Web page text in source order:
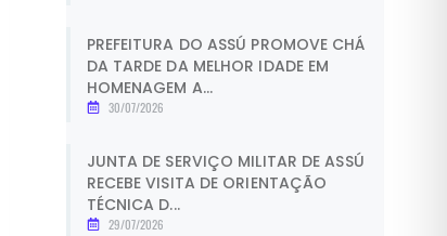
PREFEITURA DO ASSÚ PROMOVE CHÁ
DA TARDE DA MELHOR IDADE EM
HOMENAGEM A...
30/07/2026
JUNTA DE SERVIÇO MILITAR DE ASSÚ
RECEBE VISITA DE ORIENTAÇÃO
TÉCNICA D...
29/07/2026